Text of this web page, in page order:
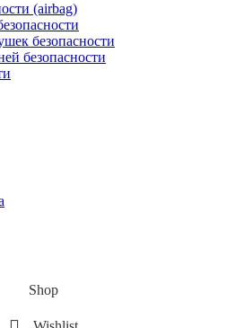
(airbag)
безопасности
безопасности
Shop